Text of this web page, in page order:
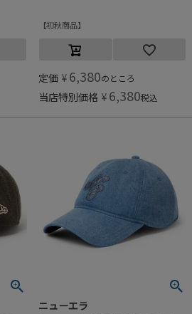
初秋商品
定価 ¥ 6,380のところ
当店特別価格 ¥ 6,380税込
ニューエラ